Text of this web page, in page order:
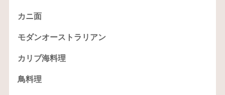
カニ面
モダンオーストラリアン
カリブ海料理
鳥料理